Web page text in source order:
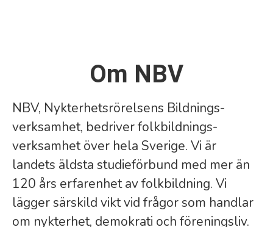
Om NBV
NBV, Nykterhetsrörelsens Bildnings­
verksamhet, bedriver folkbildnings­
verksamhet över hela Sverige. Vi är
landets äldsta studie­förbund med mer än
120 års erfarenhet av folkbildning. Vi
lägger särskild vikt vid frågor som handlar
om nykterhet, demokrati och föreningsliv.